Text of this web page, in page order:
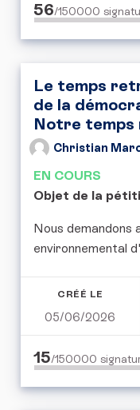
56/150000
Le temps
de la
Notre temps
Christian
EN COURS
Objet de la
Nous demandons
environnemental
CRÉÉ LE
05/06/2026
15/150000